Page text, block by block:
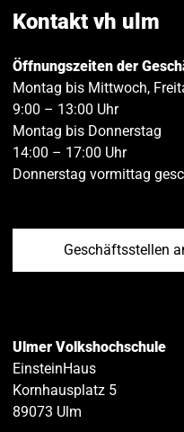
Kontakt vh ulm
Öffnungszeiten der
Montag bis Mittwoch,
9:00 – 13:00 Uhr
Montag bis Donnerstag
14:00 – 17:00 Uhr
Donnerstag vormittag
Geschäftsstellen
Ulmer Volkshochschule
EinsteinHaus
Kornhausplatz 5
89073 Ulm